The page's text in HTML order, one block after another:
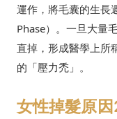
運作，將毛囊的生長
Phase）。一旦大量
直掉，形成醫學上所
的「壓力禿」。
女性掉髮原